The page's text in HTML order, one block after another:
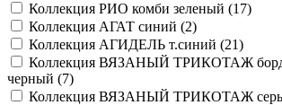
Коллекция РИО комби зеленый (17)
Коллекция АГАТ синий (2)
Коллекция АГИДЕЛЬ т.синий (21)
Коллекция ВЯЗАНЫЙ ТРИКОТАЖ
черный (7)
Коллекция ВЯЗАНЫЙ ТРИКОТАЖ